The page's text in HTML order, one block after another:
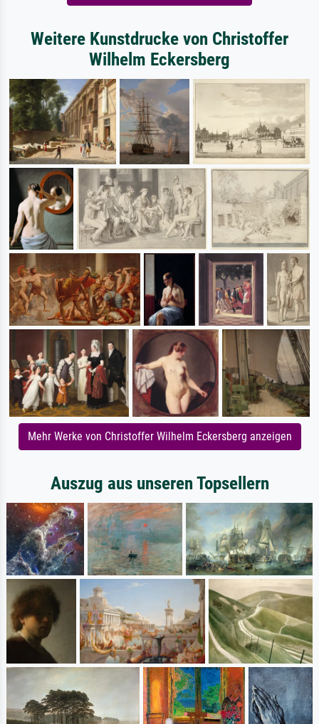
Weitere Kunstdrucke von Christoffer
Wilhelm Eckersberg
Mehr Werke von Christoffer Wilhelm Eckersberg anzeigen
Auszug aus unseren Topsellern